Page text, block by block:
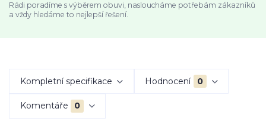
Rádi poradíme s výběrem obuvi, nasloucháme potřebám zákazníků
a vždy hledáme to nejlepší řešení.
Kompletní specifikace Hodnocení 0
Komentáře 0